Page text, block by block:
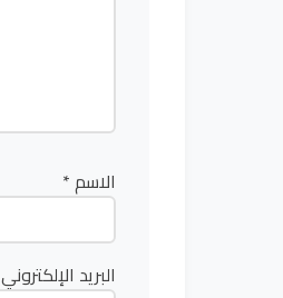
الاسم*
البريد الإلكتروني